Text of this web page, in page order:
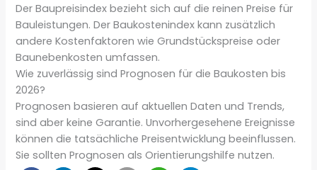
Der Baupreisindex bezieht sich auf die reinen Preise für
Bauleistungen. Der Baukostenindex kann zusätzlich
andere Kostenfaktoren wie Grundstückspreise oder
Baunebenkosten umfassen.
Wie zuverlässig sind Prognosen für die Baukosten bis
2026?
Prognosen basieren auf aktuellen Daten und Trends,
sind aber keine Garantie. Unvorhergesehene Ereignisse
können die tatsächliche Preisentwicklung beeinflussen.
Sie sollten Prognosen als Orientierungshilfe nutzen.